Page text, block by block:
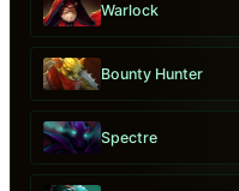
Warlock
Bounty Hunter
Spectre